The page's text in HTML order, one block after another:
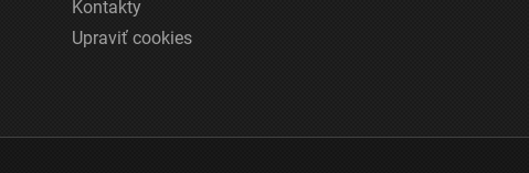
Kontakty
Upraviť cookies